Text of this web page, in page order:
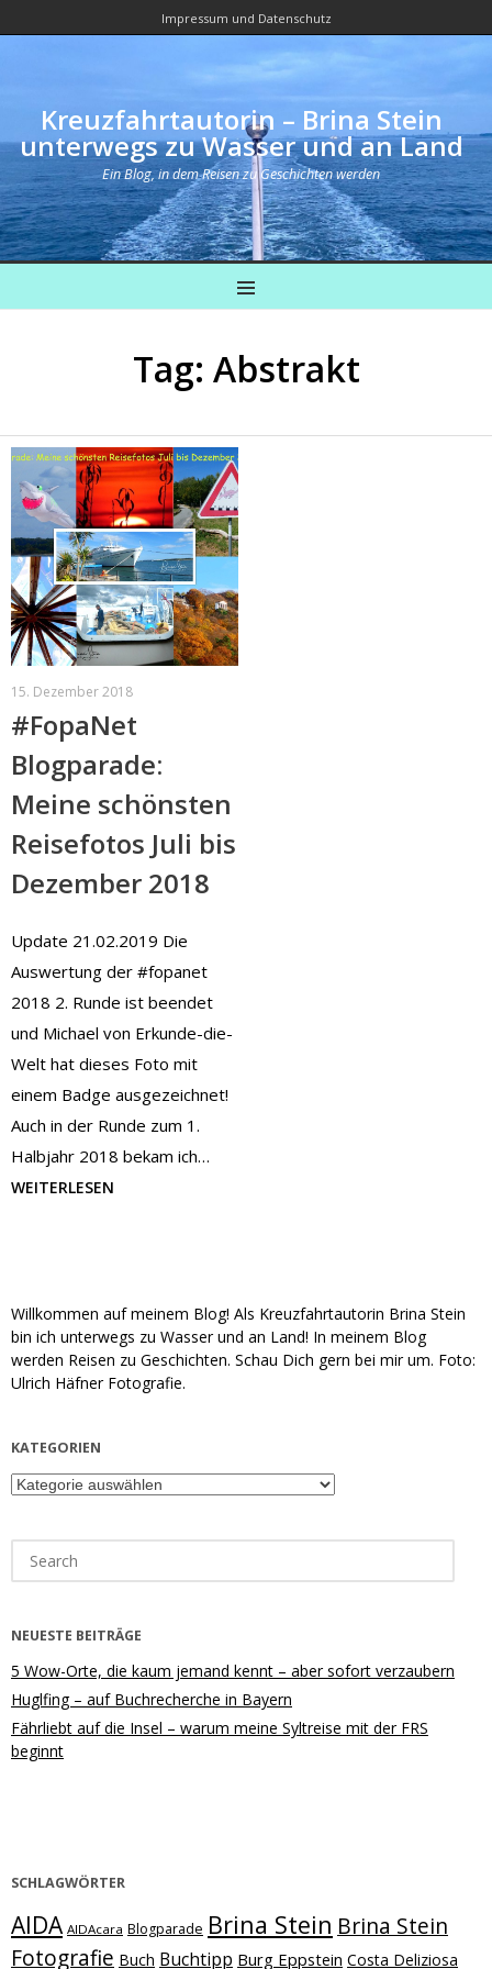
Impressum und Datenschutz
Kreuzfahrtautorin – Brina Stein
unterwegs zu Wasser und an Land
Ein Blog, in dem Reisen zu Geschichten werden
MENU
Tag: Abstrakt
15. Dezember 2018
#FopaNet
Blogparade:
Meine schönsten
Reisefotos Juli bis
Dezember 2018
Update 21.02.2019 Die
Auswertung der #fopanet
2018 2. Runde ist beendet
und Michael von Erkunde-die-
Welt hat dieses Foto mit
einem Badge ausgezeichnet!
Auch in der Runde zum 1.
Halbjahr 2018 bekam ich…
WEITERLESEN
Willkommen auf meinem Blog! Als Kreuzfahrtautorin Brina Stein
bin ich unterwegs zu Wasser und an Land! In meinem Blog
werden Reisen zu Geschichten. Schau Dich gern bei mir um. Foto:
Ulrich Häfner Fotografie.
KATEGORIEN
Kategorien
for:
NEUESTE BEITRÄGE
5 Wow-Orte, die kaum jemand kennt – aber sofort verzaubern
Huglfing – auf Buchrecherche in Bayern
Fährliebt auf die Insel – warum meine Syltreise mit der FRS
beginnt
SCHLAGWÖRTER
AIDA AIDAcara Blogparade Brina Stein Brina Stein
Fotografie Buch Buchtipp Burg Eppstein Costa Deliziosa